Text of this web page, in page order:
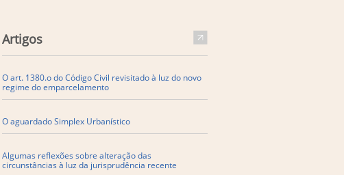
Artigos
O art. 1380.o do Código Civil revisitado à luz do novo
regime do emparcelamento
O aguardado Simplex Urbanístico
Algumas reflexões sobre alteração das
circunstâncias à luz da jurisprudência recente